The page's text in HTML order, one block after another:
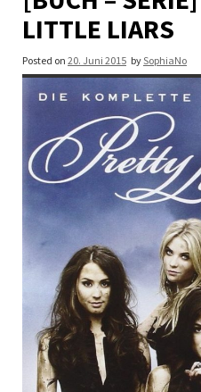
LITTLE LIARS
Posted on 20. Juni 2015 bySophiaNo